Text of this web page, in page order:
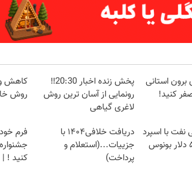
برون استانی
کنید!
پخش زنده اخبار 20:30‼️
رونمایی از آسان ترین روش
لاغری گیاهی
کاهش
روش
نفت با اسپرد
از صفر و تا ۵۰۰ دلار بونوس
دریافت خلافی۱۴۰۴ با
جزییات...(استعلام و
پرداخت)
فرم
کنید ! | فقط